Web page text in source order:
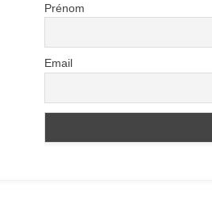
Prénom
Email